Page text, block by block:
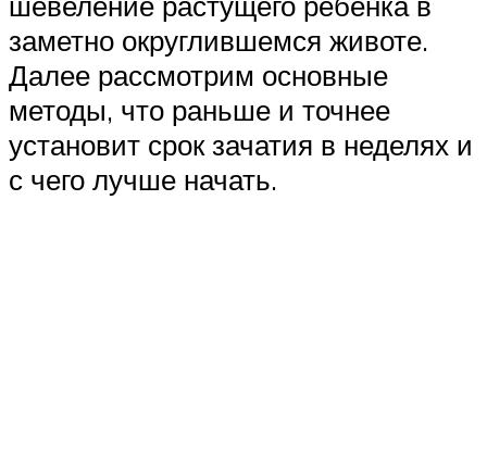
заметно округлившемся животе.
Далее рассмотрим основные
методы, что раньше и точнее
установит срок зачатия в неделях и
с чего лучше начать.